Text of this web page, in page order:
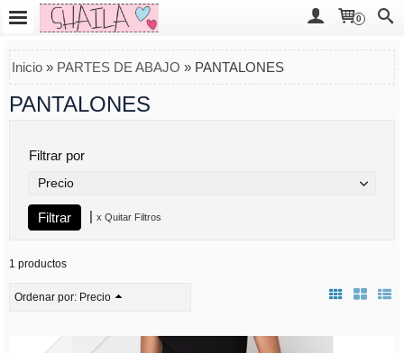
0
Inicio » PARTES DE ABAJO » PANTALONES
PANTALONES
Filtrar por
Precio
x Quitar Filtros
1 productos
Ordenar por: Precio